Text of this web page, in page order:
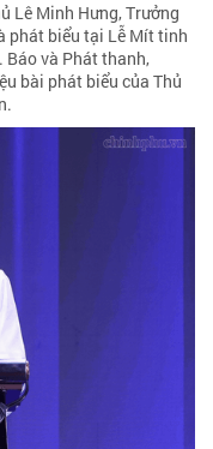
Lê Minh Hưng, Trưởng
phát biểu tại Lễ Mít tinh
Báo và Phát thanh,
bài phát biểu của Thủ